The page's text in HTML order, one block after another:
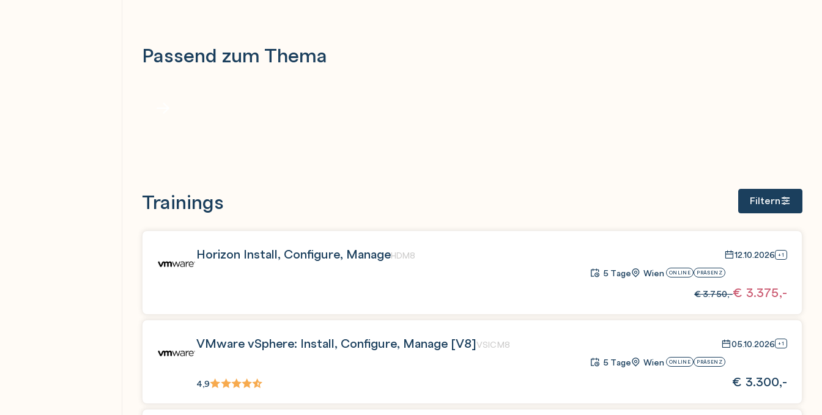
Passend zum Thema
Trainings Filtern
5 Tage Wien ONLINE PRÄSENZ
Horizon Install, Configure, ManageHDM8 12.10.2026 +1
€ 3.375,-
€3.750,-
5 Tage Wien ONLINE PRÄSENZ
VMware vSphere: Install, Configure, Manage [V8]VSICM8
4,9
05.10.2026 +1
€ 3.300,-